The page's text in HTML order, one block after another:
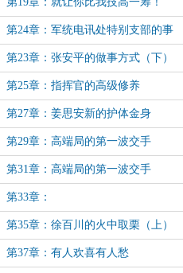
第24章：军统电讯处特别支部的事
第23章：张安平的做事方式（下）
第25章：指挥官的高级修养
第27章：姜思安新的护体金身
第29章：高端局的第一波交手
（1）
第31章：高端局的第一波交手
（3）
第33章：
第35章：徐百川的火中取栗（上）
第37章：有人欢喜有人愁